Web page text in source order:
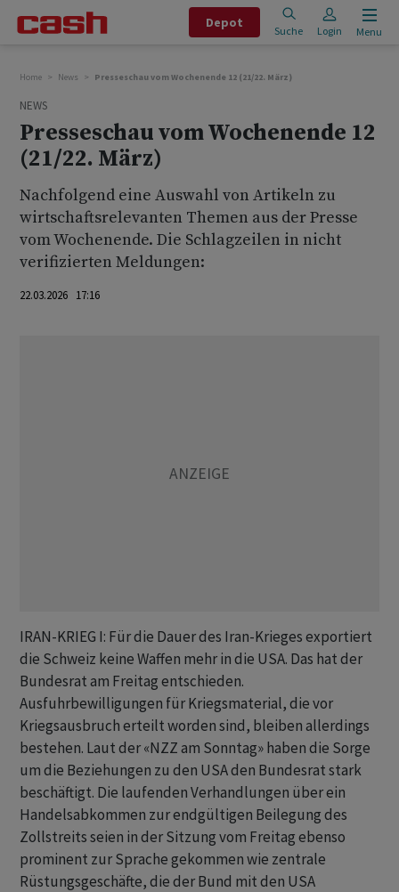
Depot
Suche Login Menu
Home News Presseschau vom Wochenende 12 (21/22. März)
NEWS
Presseschau vom Wochenende 12
(21/22. März)
Nachfolgend eine Auswahl von Artikeln zu
wirtschaftsrelevanten Themen aus der Presse
vom Wochenende. Die Schlagzeilen in nicht
verifizierten Meldungen:
22.03.2026 17:16
IRAN-KRIEG I: Für die Dauer des Iran-Krieges exportiert
die Schweiz keine Waffen mehr in die USA. Das hat der
Bundesrat am Freitag entschieden.
Ausfuhrbewilligungen für Kriegsmaterial, die vor
Kriegsausbruch erteilt worden sind, bleiben allerdings
bestehen. Laut der «NZZ am Sonntag» haben die Sorge
um die Beziehungen zu den USA den Bundesrat stark
beschäftigt. Die laufenden Verhandlungen über ein
Handelsabkommen zur endgültigen Beilegung des
Zollstreits seien in der Sitzung vom Freitag ebenso
prominent zur Sprache gekommen wie zentrale
Rüstungsgeschäfte, die der Bund mit den USA